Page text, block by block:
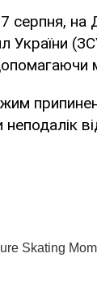
серпня, на
України
неподалік